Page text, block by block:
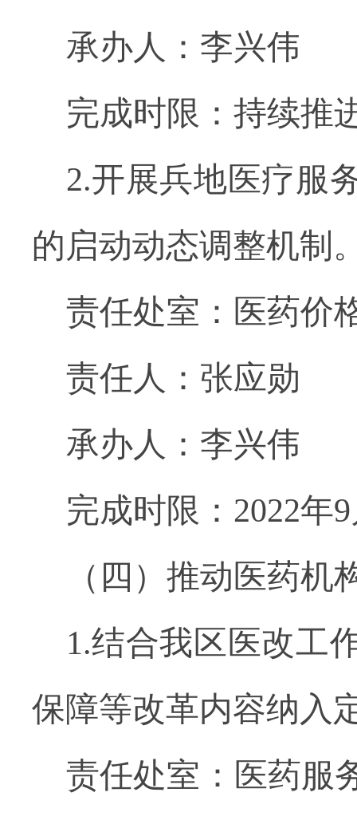
承办人：李兴伟
完成时限：持续推
2.开展兵地医疗服
的启动动态调整机制
责任处室：医药价
责任人：张应勋
承办人：李兴伟
完成时限：2022年
（四）推动医药
1.结合我区医改工
保障等改革内容纳入
责任处室：医药服